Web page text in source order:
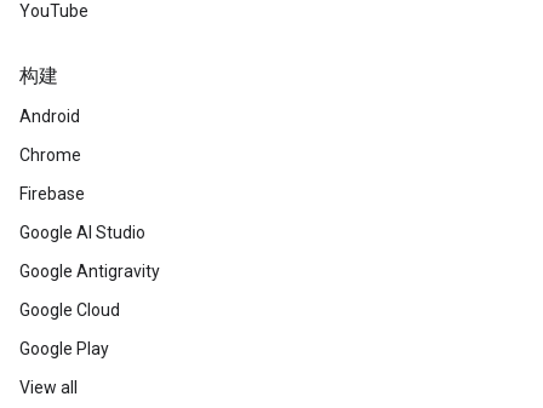
YouTube
构建
Android
Chrome
Firebase
Google AI Studio
Google Antigravity
Google Cloud
Google Play
View all